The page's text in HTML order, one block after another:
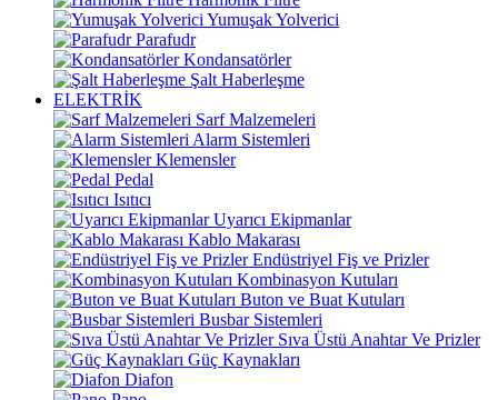
Yumuşak Yolverici
Parafudr
Kondansatörler
Şalt Haberleşme
ELEKTRİK
Sarf Malzemeleri
Alarm Sistemleri
Klemensler
Pedal
Isıtıcı
Uyarıcı Ekipmanlar
Kablo Makarası
Endüstriyel Fiş ve Prizler
Kombinasyon Kutuları
Buton ve Buat Kutuları
Busbar Sistemleri
Sıva Üstü Anahtar Ve Prizler
Güç Kaynakları
Diafon